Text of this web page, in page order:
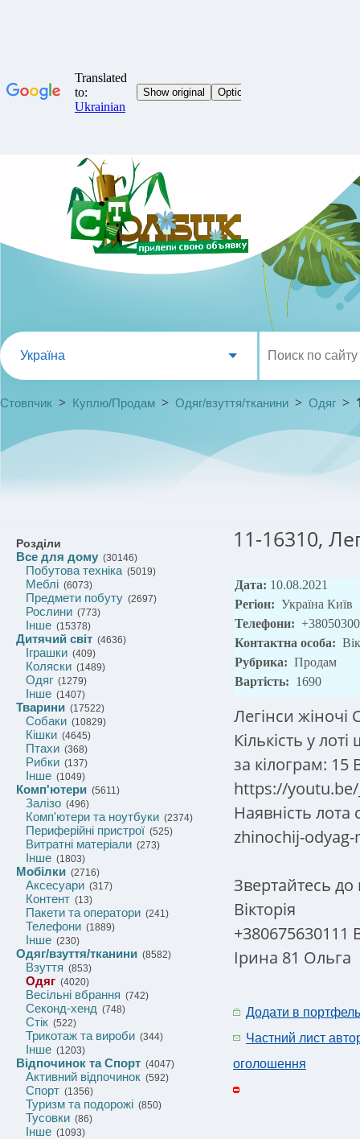
Україна
Стовпчик > Куплю/Продам > Одяг/взуття/тканини > Одяг >
Розділи
Все для дому (30146)
Побутова техніка(5019)
Меблі (6073)
Предмети побуту (2697)
Рослини (773)
Інше (15378)
Дитячий світ (4636)
Іграшки (409)
Коляски (1489)
Одяг (1279)
Інше (1407)
Тварини (17522)
Собаки (10829)
Кішки (4645)
Птахи (368)
Рибки (137)
Інше (1049)
Комп'ютери (5611)
Залізо (496)
Комп'ютери та ноутбуки (2374)
Периферійні пристрої (525)
Витратні матеріали (273)
Інше (1803)
Мобілки (2716)
Аксесуари (317)
Контент (13)
Пакети та оператори (241)
Телефони (1889)
Інше (230)
Одяг/взуття/тканини (8582)
Взуття (853)
Одяг (4020)
Весільні вбрання (742)
Секонд-хенд (748)
Стік (522)
Трикотаж та вироби (344)
Інше (1203)
Відпочинок та Спорт (4047)
Активний відпочинок (592)
Спорт (1356)
Туризм та подорожі (850)
Тусовки (86)
Інше (1093)
11-16310,
Дата: 10.08.2021
Регіон: Україна Київ
Телефони:
Контактна особа:
Рубрика: Продам
Вартість: 1690
Легінси жіночі
Кількість у
за кілограм: 15
https://youtu.be/
Наявність
zhinochij-
Звертайтесь
Вікторія
+380675630111
Ірина 81 Ольга
Додати в портфель
Частний лист
оголошення